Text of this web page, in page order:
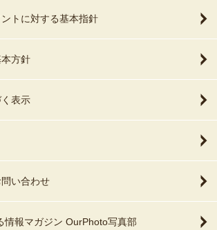
トに対する基本指針
方針
表示
い合わせ
情報マガジン OurPhoto写真部